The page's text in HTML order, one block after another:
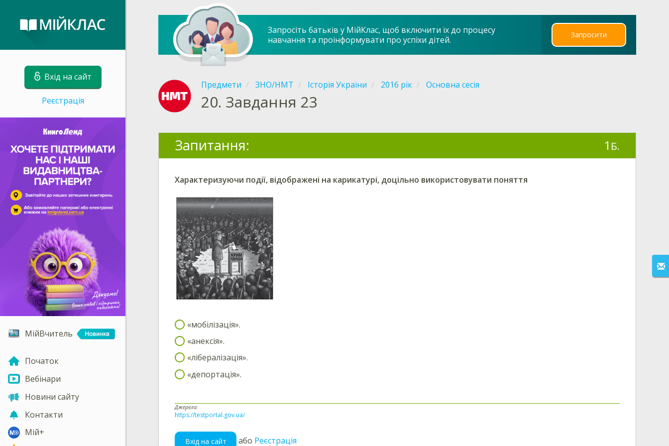
Вхід на сайт
Реєстрація
МійВчитель
Початок
Вебінари
Новини сайту
Контакти
Мій+
Запросіть батьків у МійКлас, щоб включити їх до процесу
навчання та проінформувати про успіхи дітей.
Запросити
Предмети ЗНО/НМТ Історія України 2016 рік Основна сесія
20. Завдання 23
Запитання: 1 Б.
Характеризуючи події, відображені на карикатурі, доцільно використовувати поняття
«мобілізація».
«анексія».
«лібералізація».
«депортація».
Джерела:
https://testportal.gov.ua/
Вхід на сайт або Реєстрація